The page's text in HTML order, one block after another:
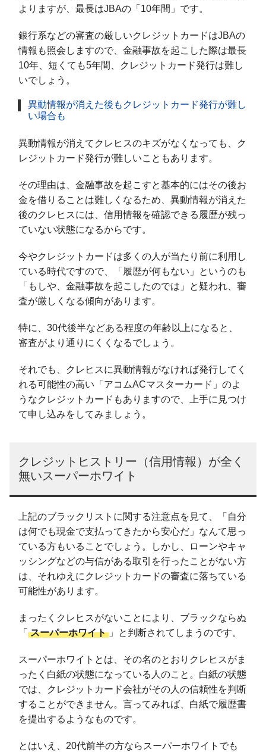
よりますが、最長はJBAの「10年間」です。
銀行系などの審査の厳しいクレジットカードはJBAの
情報も照会しますので、金融事故を起こした際は最長
10年、短くても5年間、クレジットカード発行は難し
いでしょう。
異動情報が消えた後もクレジットカード発行が難し
い場合も
異動情報が消えてクレヒスのキズがなくなっても、ク
レジットカード発行が難しいこともあります。
その理由は、金融事故を起こすと基本的にはその後お
金を借りることは難しくなるため、異動情報が消えた
後のクレヒスには、信用情報を確認できる履歴が残っ
ていない状態になるからです。
今やクレジットカードは多くの人が当たり前に利用し
ている時代ですので、「履歴が何もない」というのも
「もしや、金融事故を起こしたのでは」と疑われ、審
査が厳しくなる傾向があります。
特に、30代後半などある程度の年齢以上になると、
審査がより通りにくくなるでしょう。
それでも、クレヒスに異動情報がなければ発行してく
れる可能性の高い「アコムACマスターカード」のよ
うなクレジットカードもありますので、上手に見つけ
て申し込みをしてみましょう。
クレジットヒストリー（信用情報）が全く
無いスーパーホワイト
上記のブラックリストに関する注意点を見て、「自分
は何でも現金で支払ってきたから安心だ」なんて思っ
ている方もいることでしょう。しかし、ローンやキャ
ッシングなどの与信がある取引を行ったことがない方
は、それゆえにクレジットカードの審査に落ちている
可能性があります。
まったくクレヒスがないことにより、ブラックならぬ
「 スーパーホワイト 」と判断されてしまうのです。
スーパーホワイトとは、その名のとおりクレヒスがま
ったく白紙の状態になっている人のこと。白紙の状態
では、クレジットカード会社がその人の信頼性を判断
することができません。言ってみれば、白紙で履歴書
を提出するようなものです。
とはいえ、20代前半の方ならスーパーホワイトでも